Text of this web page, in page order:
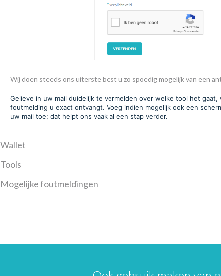
Wij doen steeds ons uiterste best u zo spoedig mogelijk van een
Gelieve in uw mail duidelijk te vermelden over welke tool het
foutmelding u exact ontvangt. Voeg indien mogelijk ook een
uw mail toe; dat helpt ons vaak al een stap verder.
Wallet
Tools
Mogelijke foutmeldingen